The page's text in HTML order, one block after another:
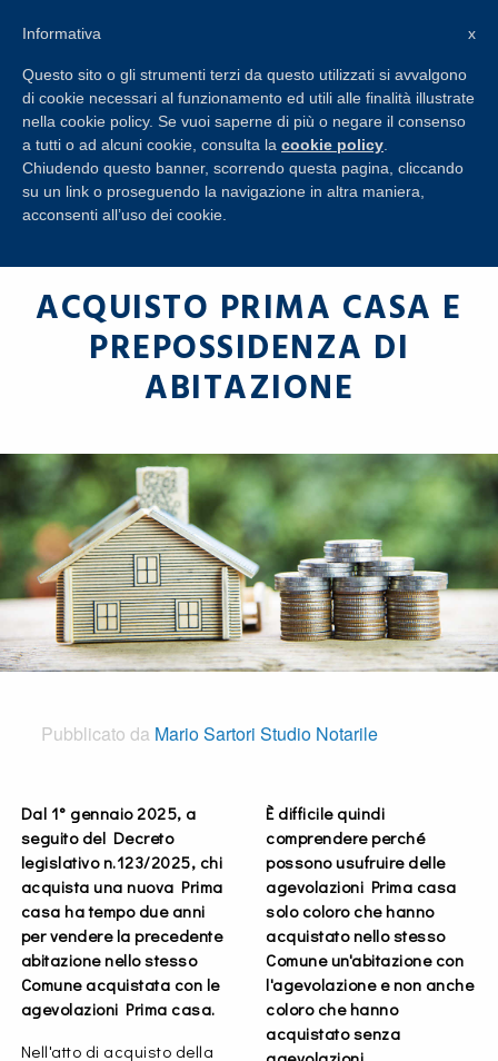
INFORMAZIONI
ACQUISTO PRIMA CASA E
PREPOSSIDENZA DI
ABITAZIONE
Pubblicato da Mario Sartori Studio Notarile
Dal 1° gennaio 2025, a
seguito del Decreto
legislativo n.123/2025, chi
acquista una nuova Prima
casa ha tempo due anni
per vendere la precedente
abitazione nello stesso
Comune acquistata con le
agevolazioni Prima casa.
Nell'atto di acquisto della
È difficile quindi
comprendere perché
possono usufruire delle
agevolazioni Prima casa
solo coloro che hanno
acquistato nello stesso
Comune un'abitazione con
l'agevolazione e non anche
coloro che hanno
acquistato senza
x
Informativa
Questo sito o gli strumenti terzi da questo utilizzati si avvalgono
di cookie necessari al funzionamento ed utili alle finalità illustrate
nella cookie policy. Se vuoi saperne di più o negare il consenso
a tutti o ad alcuni cookie, consulta la cookie policy
Chiudendo questo banner, scorrendo questa pagina, cliccando
su un link o proseguendo la navigazione in altra maniera,
acconsenti all’uso dei cookie.